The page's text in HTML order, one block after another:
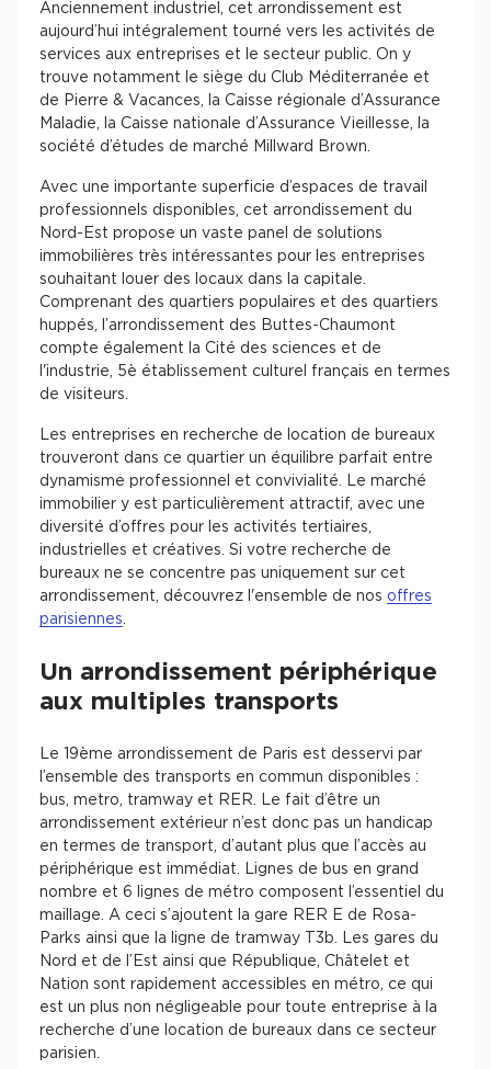
Anciennement industriel, cet arrondissement est
aujourd’hui intégralement tourné vers les activités de
services aux entreprises et le secteur public. On y
trouve notamment le siège du Club Méditerranée et
de Pierre & Vacances, la Caisse régionale d’Assurance
Maladie, la Caisse nationale d’Assurance Vieillesse, la
société d’études de marché Millward Brown.
Avec une importante superficie d’espaces de travail
professionnels disponibles, cet arrondissement du
Nord-Est propose un vaste panel de solutions
immobilières très intéressantes pour les entreprises
souhaitant louer des locaux dans la capitale.
Comprenant des quartiers populaires et des quartiers
huppés, l’arrondissement des Buttes-Chaumont
compte également la Cité des sciences et de
l'industrie, 5è établissement culturel français en termes
de visiteurs.
Les entreprises en recherche de location de bureaux
trouveront dans ce quartier un équilibre parfait entre
dynamisme professionnel et convivialité. Le marché
immobilier y est particulièrement attractif, avec une
diversité d’offres pour les activités tertiaires,
industrielles et créatives. Si votre recherche de
bureaux ne se concentre pas uniquement sur cet
arrondissement, découvrez l'ensemble de nos offres
parisiennes.
Un arrondissement périphérique
aux multiples transports
Le 19ème arrondissement de Paris est desservi par
l’ensemble des transports en commun disponibles :
bus, metro, tramway et RER. Le fait d’être un
arrondissement extérieur n’est donc pas un handicap
en termes de transport, d’autant plus que l’accès au
périphérique est immédiat. Lignes de bus en grand
nombre et 6 lignes de métro composent l’essentiel du
maillage. A ceci s’ajoutent la gare RER E de Rosa-
Parks ainsi que la ligne de tramway T3b. Les gares du
Nord et de l’Est ainsi que République, Châtelet et
Nation sont rapidement accessibles en métro, ce qui
est un plus non négligeable pour toute entreprise à la
recherche d’une location de bureaux dans ce secteur
parisien.